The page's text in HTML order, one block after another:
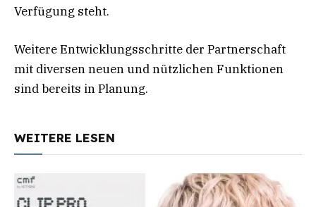
Verfügung steht.
Weitere Entwicklungsschritte der Partnerschaft
mit diversen neuen und nützlichen Funktionen
sind bereits in Planung.
WEITERE LESEN